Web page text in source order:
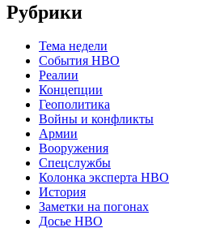
Рубрики
Тема недели
События НВО
Реалии
Концепции
Геополитика
Войны и конфликты
Армии
Вооружения
Спецслужбы
Колонка эксперта НВО
История
Заметки на погонах
Досье НВО